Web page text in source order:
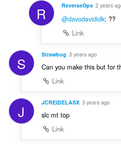
R ReverseOps 2 years
@davodavididk: ??
Link
S Strawbug 3 years ago
Can you make this but for
Link
J JCREIDELASX 3 years ago
slc mt top
Link